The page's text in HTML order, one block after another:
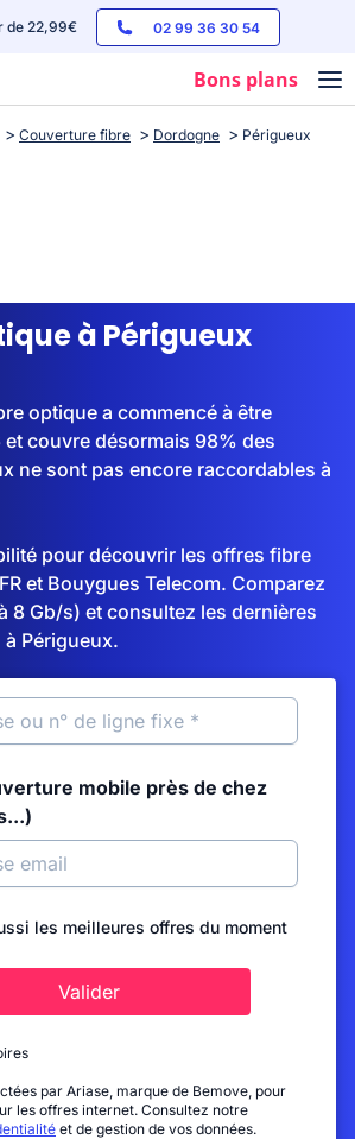
de 22,99€ 02 99 36 30 54
Bons plans
Couverture fibre Dordogne Périgueux
à Périgueux
optique a commencé à être
et couvre désormais 98% des
ne sont pas encore raccordables à
pour découvrir les offres fibre
et Bouygues Telecom. Comparez
8 Gb/s) et consultez les dernières
Périgueux.
mobile près de chez
les meilleures offres du moment
Valider
par Ariase, marque de Bemove, pour
les offres internet. Consultez notre
et de gestion de vos données.